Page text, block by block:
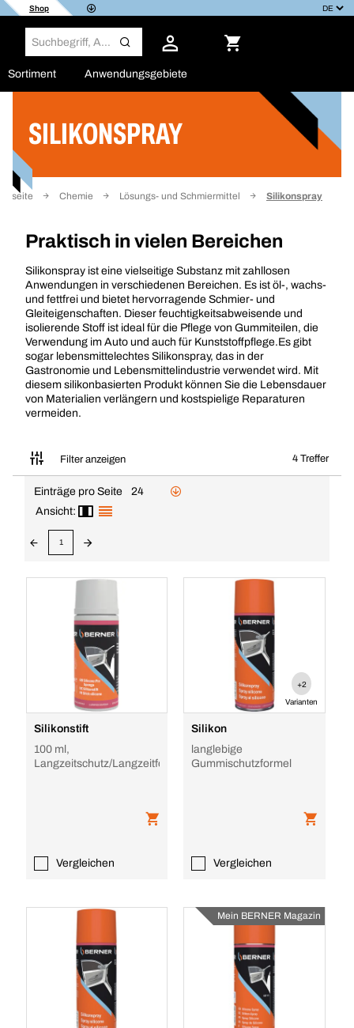
Shop
Sortiment Anwendungsgebiete
SILIKONSPRAY
Chemie Lösungs- und Schmiermittel Silikonspray
Praktisch in vielen Bereichen
Silikonspray ist eine vielseitige Substanz mit zahllosen
Anwendungen in verschiedenen Bereichen. Es ist öl-, wachs-
und fettfrei und bietet hervorragende Schmier- und
Gleiteigenschaften. Dieser feuchtigkeitsabweisende und
isolierende Stoff ist ideal für die Pflege von Gummiteilen, die
Verwendung im Auto und auch für Kunststoffpflege.Es gibt
sogar lebensmittelechtes Silikonspray, das in der
Gastronomie und Lebensmittelindustrie verwendet wird. Mit
diesem silikonbasierten Produkt können Sie die Lebensdauer
von Materialien verlängern und kostspielige Reparaturen
vermeiden.
Filter anzeigen 4 Treffer
Filter
Einträge pro Seite
24
Ansicht:
1
Silikonstift
100 ml,
Langzeitschutz/Langzeitformel
Vergleichen
+2
Varianten
Silikon
langlebige
Gummischutzformel
Vergleichen
Mein BERNER Magazin